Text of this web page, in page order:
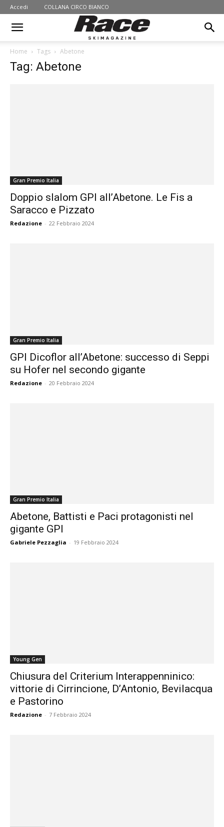
Accedi COLLANA CIRCO BIANCO
Home Tags Abetone
Tag: Abetone
Gran Premio Italia
Doppio slalom GPI all’Abetone. Le Fis a
Saracco e Pizzato
Redazione - 22 Febbraio 2024
Gran Premio Italia
GPI Dicoflor all’Abetone: successo di Seppi
su Hofer nel secondo gigante
Redazione - 20 Febbraio 2024
Gran Premio Italia
Abetone, Battisti e Paci protagonisti nel
gigante GPI
Gabriele Pezzaglia - 19 Febbraio 2024
Young Gen
Chiusura del Criterium Interappenninico:
vittorie di Cirrincione, D’Antonio, Bevilacqua
e Pastorino
Redazione - 7 Febbraio 2024